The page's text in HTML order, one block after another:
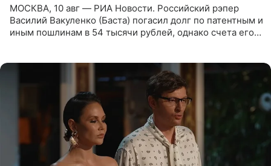
МОСКВА, 10 авг — РИА Новости. Российский рэпер
Василий Вакуленко (Баста) погасил долг по патентным и
иным пошлинам в 54 тысячи рублей, однако счета его